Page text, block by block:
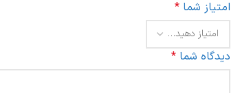
امتیاز شما *
دیدگاه شما *